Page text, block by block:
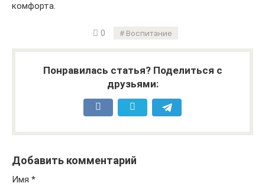
комфорта.
0 Воспитание
Понравилась статья? Поделиться с
друзьями:
Добавить комментарий
Имя *